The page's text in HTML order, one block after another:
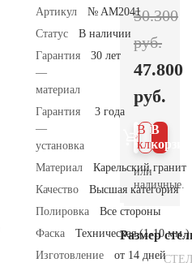
Артикул
№ AM2041
Статус
В наличии
Гарантия
—
материал
30 лет
Гарантия
—
установка
3 года
Материал
Карельский гранит
Качество
Высшая категория
Полировка
Все стороны
Фаска
Техническая (1-10 мм.)
Изготовление
от 14 дней
50.300
руб.
47.800
руб.
В
В 1
клик
или
наличные.
Размер